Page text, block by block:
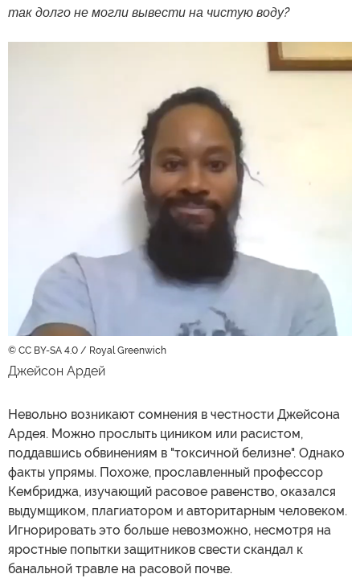
так долго не могли вывести на чистую воду?
© CC BY-SA 4.0 / Royal Greenwich
Джейсон Ардей
Невольно возникают сомнения в честности Джейсона
Ардея. Можно прослыть циником или расистом,
поддавшись обвинениям в "токсичной белизне". Однако
факты упрямы. Похоже, прославленный профессор
Кембриджа, изучающий расовое равенство, оказался
выдумщиком, плагиатором и авторитарным человеком.
Игнорировать это больше невозможно, несмотря на
яростные попытки защитников свести скандал к
банальной травле на расовой почве.